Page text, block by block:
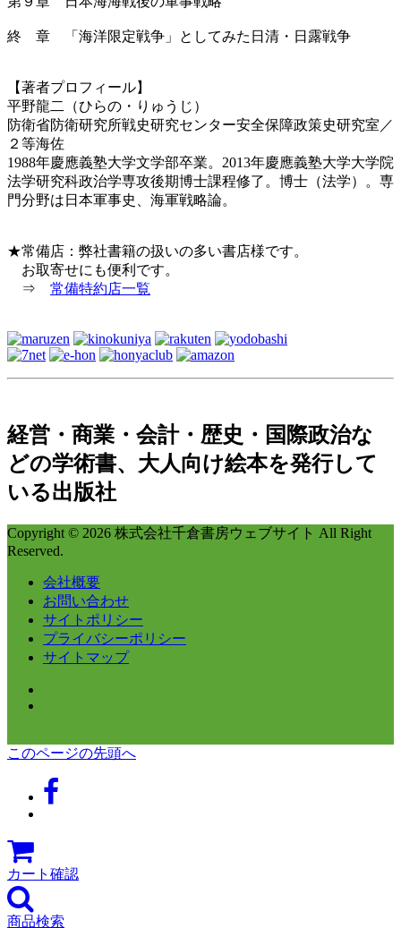
終 章 「海洋限定戦争」としてみた日清・日露戦争
【著者プロフィール】
平野龍二（ひらの・りゅうじ）
防衛省防衛研究所戦史研究センター安全保障政策史研究室／
２等海佐
1988年慶應義塾大学文学部卒業。2013年慶應義塾大学大学院
法学研究科政治学専攻後期博士課程修了。博士（法学）。専
門分野は日本軍事史、海軍戦略論。
★常備店：弊社書籍の扱いの多い書店様です。
お取寄せにも便利です。
⇒ 常備特約店一覧
経営・商業・会計・歴史・国際政治な
どの学術書、大人向け絵本を発行して
いる出版社
Copyright © 2026 株式会社千倉書房ウェブサイト All Right
Reserved.
会社概要
お問い合わせ
サイトポリシー
プライバシーポリシー
サイトマップ
このページの先頭へ
カート確認
商品検索